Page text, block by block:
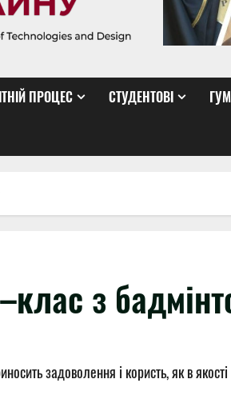
ПРОЦЕС СТУДЕНТОВІ
з
задоволення і користь, як в